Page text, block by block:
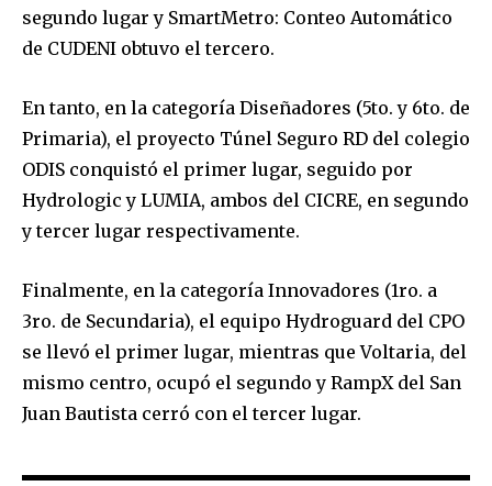
segundo lugar y SmartMetro: Conteo Automático
de CUDENI obtuvo el tercero.
En tanto, en la categoría Diseñadores (5to. y 6to. de
Primaria), el proyecto Túnel Seguro RD del colegio
ODIS conquistó el primer lugar, seguido por
Hydrologic y LUMIA, ambos del CICRE, en segundo
y tercer lugar respectivamente.
Finalmente, en la categoría Innovadores (1ro. a
3ro. de Secundaria), el equipo Hydroguard del CPO
se llevó el primer lugar, mientras que Voltaria, del
mismo centro, ocupó el segundo y RampX del San
Juan Bautista cerró con el tercer lugar.